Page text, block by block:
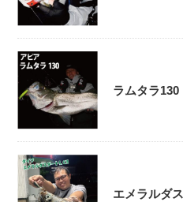
ラムタラ130
エメラルダ